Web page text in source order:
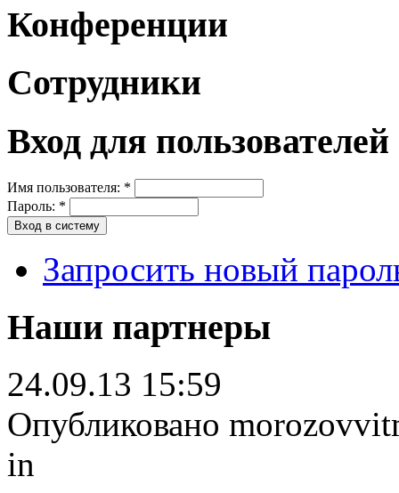
Конференции
Сотрудники
Вход для пользователей
Имя пользователя: *
Пароль: *
Запросить новый
Наши партнеры
24.09.13 15:59
Опубликовано
in